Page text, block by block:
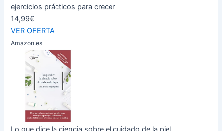
ejercicios prácticos para crecer
14,99€
VER OFERTA
Amazon.es
Lo que dice la ciencia sobre el cuidado de la piel